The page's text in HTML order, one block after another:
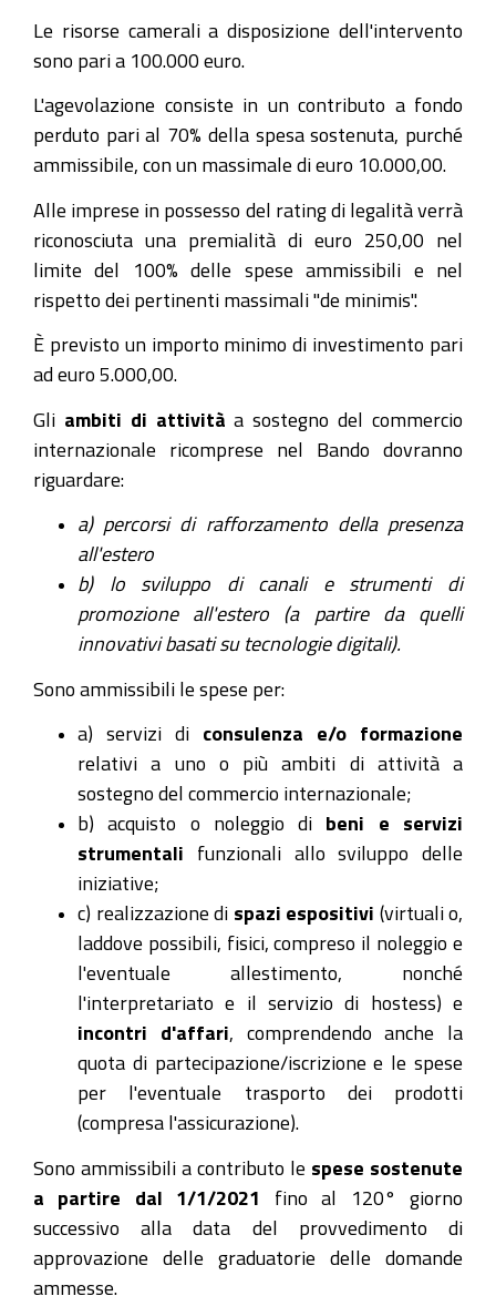
Le risorse camerali a disposizione dell'intervento
sono pari a 100.000 euro.
L'agevolazione consiste in un contributo a fondo
perduto pari al 70% della spesa sostenuta, purché
ammissibile, con un massimale di euro 10.000,00.
Alle imprese in possesso del rating di legalità verrà
riconosciuta una premialità di euro 250,00 nel
limite del 100% delle spese ammissibili e nel
rispetto dei pertinenti massimali "de minimis".
È previsto un importo minimo di investimento pari
ad euro 5.000,00.
Gli ambiti di attività a sostegno del commercio
internazionale ricomprese nel Bando dovranno
riguardare:
a) percorsi di rafforzamento della presenza
all'estero
b) lo sviluppo di canali e strumenti di
promozione all'estero (a partire da quelli
innovativi basati su tecnologie digitali).
Sono ammissibili le spese per:
a) servizi di consulenza e/o formazione
relativi a uno o più ambiti di attività a
sostegno del commercio internazionale;
b) acquisto o noleggio di beni e servizi
strumentali funzionali allo sviluppo delle
iniziative;
c) realizzazione di spazi espositivi (virtuali o,
laddove possibili, fisici, compreso il noleggio e
l'eventuale allestimento, nonché
l'interpretariato e il servizio di hostess) e
incontri d'affari , comprendendo anche la
quota di partecipazione/iscrizione e le spese
per l'eventuale trasporto dei prodotti
(compresa l'assicurazione).
Sono ammissibili a contributo le spese sostenute
a partire dal 1/1/2021
fino al 120° giorno
successivo alla data del provvedimento di
approvazione delle graduatorie delle domande
ammesse.